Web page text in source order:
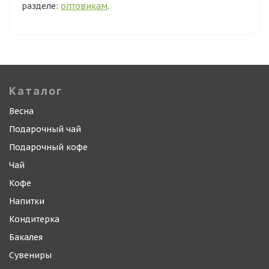
разделе: оптовикам.
Каталог
Весна
Подарочный чай
Подарочный кофе
Чай
Кофе
Напитки
Кондитерка
Бакалея
Сувениры